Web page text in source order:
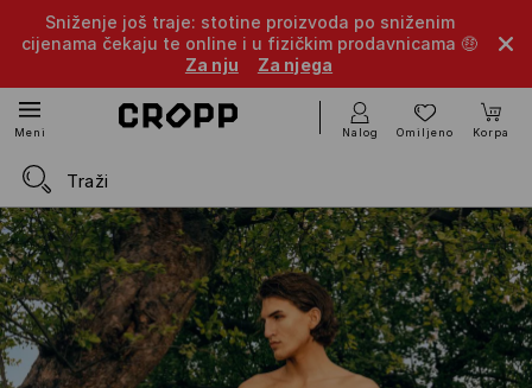
Sniženje još traje: stotine proizvoda po sniženim
cijenama čekaju te online i u fizičkim prodavnicama 🤑
Za nju
Za njega
Meni Nalog Omiljeno Korpa